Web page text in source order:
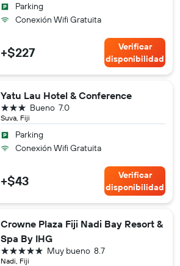
Parking
Conexión Wifi Gratuita
+$227
Verificar
disponibilidad
Yatu Lau Hotel & Conference
Suva, Fiji
7.0
Bueno
3 estrellas
Parking
Conexión Wifi Gratuita
+$43
Verificar
disponibilidad
Crowne Plaza Fiji Nadi Bay Resort &
Spa By IHG
Nadi, Fiji
8.7
Muy bueno
5 estrellas